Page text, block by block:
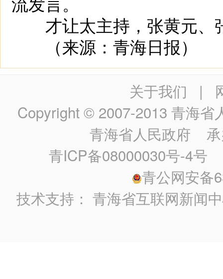
才让太主持，张黄元、
（来源：青海日报）
关于我们 |
Copyright © 2007-2013 青海省
青海省人民政府 承
青ICP备08000030号-4号
青公网安备
技术支持：青海省互联网新闻